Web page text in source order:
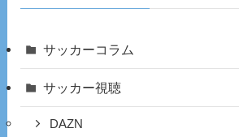
サッカーコラム
サッカー視聴
DAZN